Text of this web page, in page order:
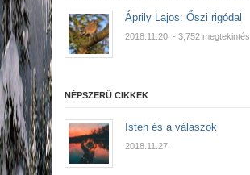
Áprily Lajos: Őszi rigódal
2018.11.20. - 3,752 megtekintés
NÉPSZERŰ CIKKEK
Isten és a válaszok
2018.11.27.